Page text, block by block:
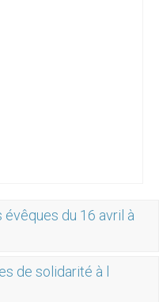
du 16 avril à
de solidarité à l